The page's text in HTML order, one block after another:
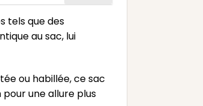
tels que des
au sac, lui
ou habillée, ce sac
une allure plus